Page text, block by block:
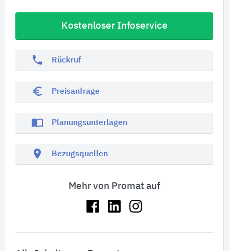
Kostenloser Infoservice
phone Rückruf
euro_symbol Preisanfrage
import_contacts Planungsunterlagen
location_on Bezugsquellen
Mehr von Promat auf